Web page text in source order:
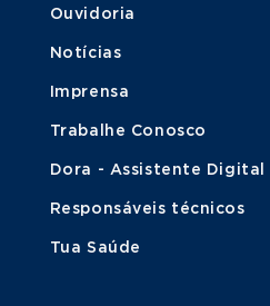
Ouvidoria
Notícias
Imprensa
Trabalhe Conosco
Dora - Assistente Digital
Responsáveis técnicos
Tua Saúde